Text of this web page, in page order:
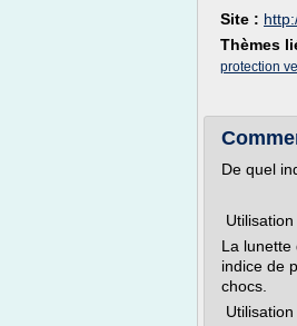
Site :
Thèmes
protection
De quel
La lunette
indice de
chocs.